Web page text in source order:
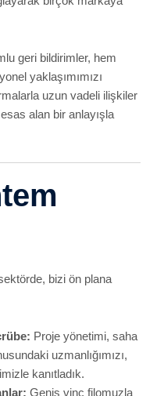
uzmanlığımızı,
kanıtladık.
Geniş vinç filomuzla
üretir, bakım ve yenileme
gibi hareketli bir
Ekibimiz,
olur ve işe koyulur.
olmadan açık ve
Sahada tecrübeli,
her aşamada